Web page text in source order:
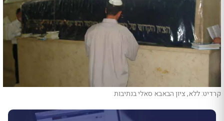
קרדיט: ללא, ציון הבאבא סאלי בנתיבות